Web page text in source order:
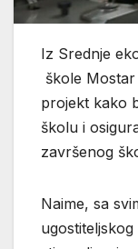
Iz Srednje
škole
projekt kako
školu i
završenog
Naime, sa